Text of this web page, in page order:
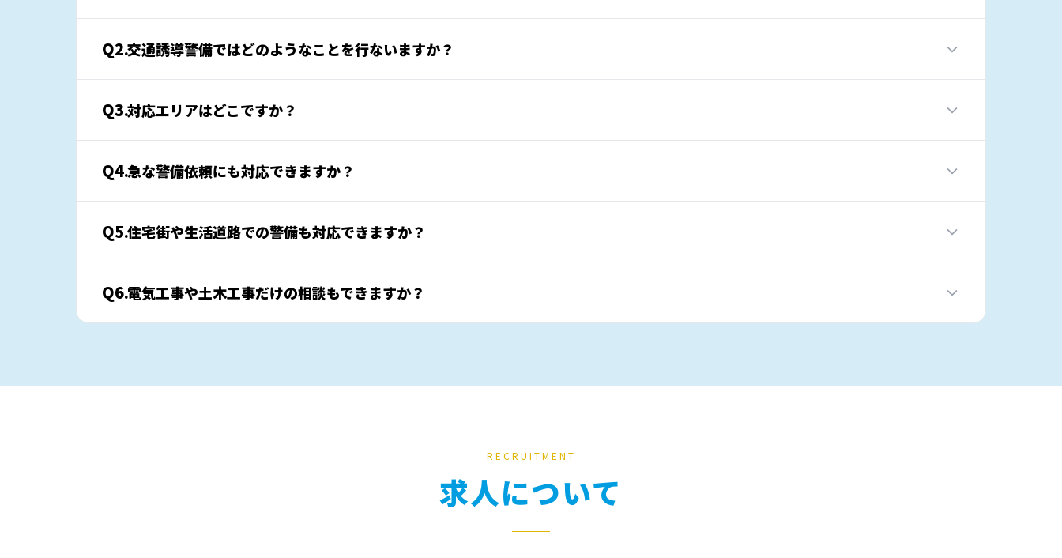
Q2.交通誘導警備ではどのようなことを行ないますか？
Q3.対応エリアはどこですか？
Q4.急な警備依頼にも対応できますか？
Q5.住宅街や生活道路での警備も対応できますか？
Q6.電気工事や土木工事だけの相談もできますか？
RECRUITMENT
求人について